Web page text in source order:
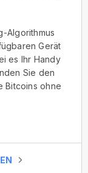
Algorithmus
Gerät
es Ihr Handy
Sie den
Bitcoins ohne